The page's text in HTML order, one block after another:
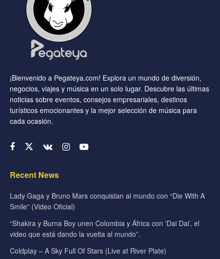
¡Bienvenido a Pegateya.com! Explora un mundo de diversión,
negocios, viajes y música en un solo lugar. Descubre las últimas
noticias sobre eventos, consejos empresariales, destinos
turísticos emocionantes y la mejor selección de música para
cada ocasión.
Recent News
Lady Gaga y Bruno Mars conquistan al mundo con “Die With A
Smile” (Video Oficial)
“Shakira y Burna Boy unen Colombia y África con ‘Dai Dai’, el
video que está dando la vuelta al mundo”.
Coldplay – A Sky Full Of Stars (Live at River Plate)